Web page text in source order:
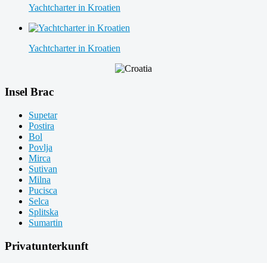
Yachtcharter in Kroatien
Yachtcharter in Kroatien
Insel Brac
Supetar
Postira
Bol
Povlja
Mirca
Sutivan
Milna
Pucisca
Selca
Splitska
Sumartin
Privatunterkunft